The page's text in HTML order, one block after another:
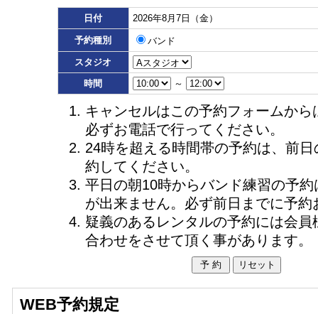
日付 2026年8月7日（金）
予約種別
バンド
スタジオ
時間
～
キャンセルはこの予約フォームから
必ずお電話で行ってください。
24時を超える時間帯の予約は、前
約してください。
平日の朝10時からバンド練習の予
が出来ません。必ず前日までに予約
疑義のあるレンタルの予約には会員
合わせをさせて頂く事があります。
WEB予約規定